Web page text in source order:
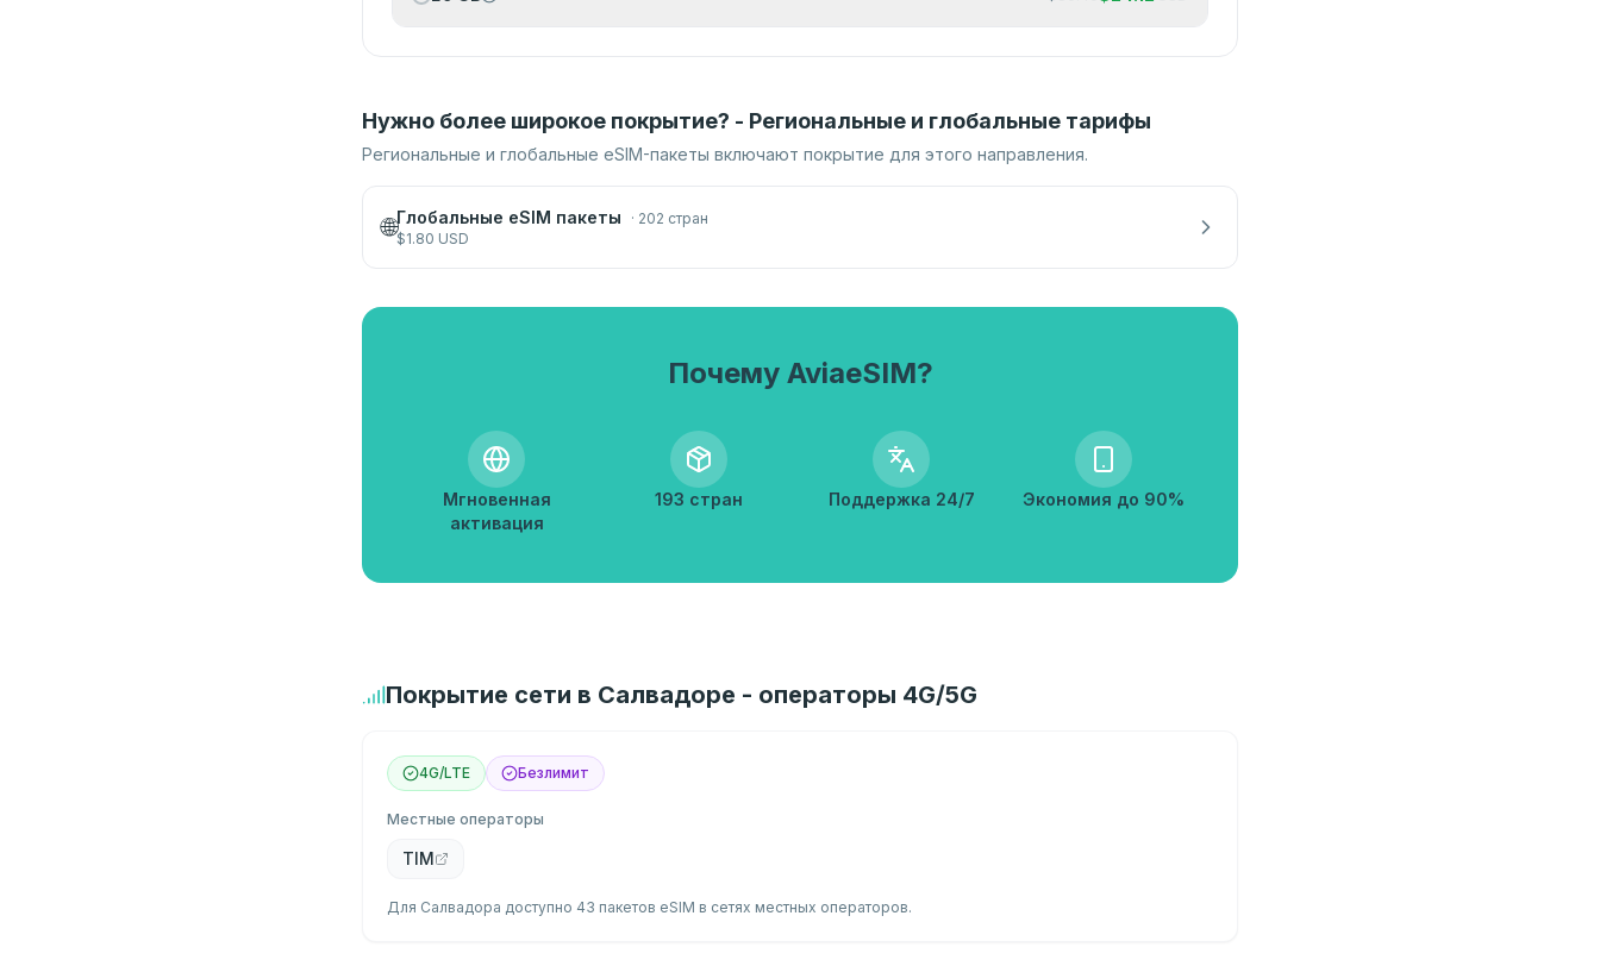
Нужно более широкое покрытие? - Региональные и глобальные тарифы
Региональные и глобальные eSIM-пакеты включают покрытие для этого направления.
🌐Глобальные eSIM пакеты · 202 стран
$1.80 USD
Почему AviaeSIM?
Мгновенная
активация
193 стран Поддержка 24/7 Экономия до 90%
Покрытие сети в Салвадоре - операторы 4G/5G
4G/LTE Безлимит
Местные операторы
TIM
Для Салвадора доступно 43 пакетов eSIM в сетях местных операторов.